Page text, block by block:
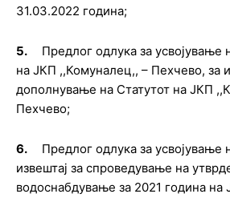
31.03.2022 година;
5. Предлог одлука за усвојување
на ЈКП ,,Комуналец,, – Пехчево, за
дополнување на Статутот на ЈКП ,,
Пехчево;
6. Предлог одлука за усвојување
извештај за спроведување на
водоснабдување за 2021 година